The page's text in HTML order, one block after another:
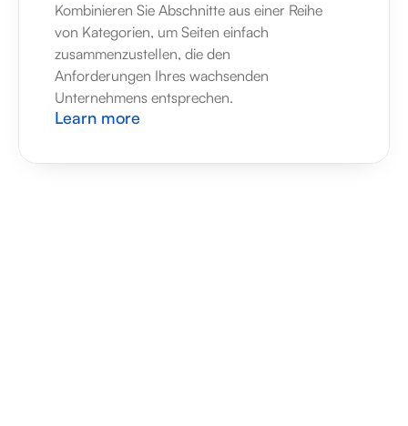
Kombinieren Sie Abschnitte aus einer Reihe
von Kategorien, um Seiten einfach
zusammenzustellen, die den
Anforderungen Ihres wachsenden
Unternehmens entsprechen.
Learn more